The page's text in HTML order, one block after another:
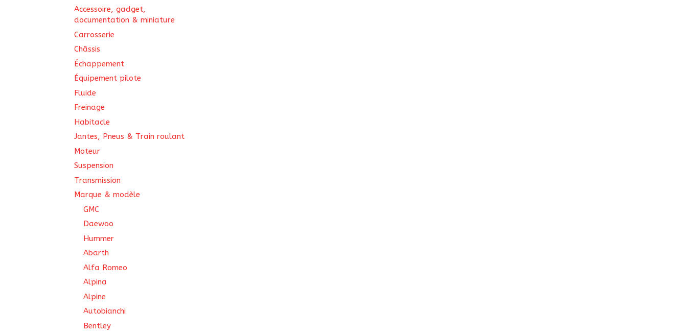
Accessoire, gadget,
documentation & miniature
Carrosserie
Châssis
Échappement
Équipement pilote
Fluide
Freinage
Habitacle
Jantes, Pneus & Train roulant
Moteur
Suspension
Transmission
Marque & modèle
GMC
Daewoo
Hummer
Abarth
Alfa Romeo
Alpina
Alpine
Autobianchi
Bentley